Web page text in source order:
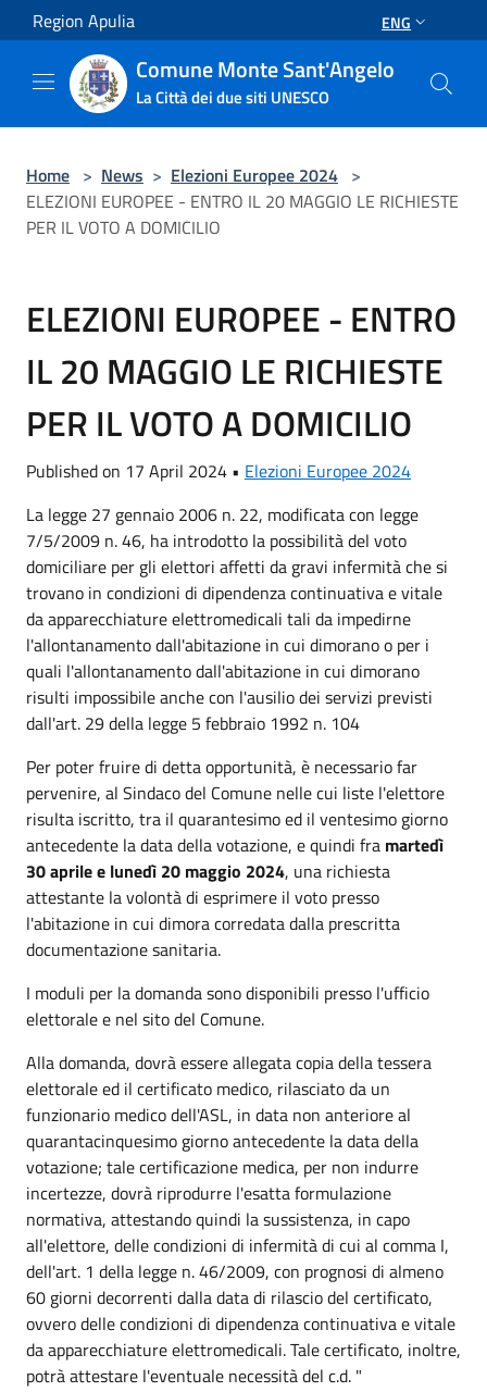
Salta al contenuto principale
Region Apulia ENG
Comune Monte Sant'Angelo
La Città dei due siti UNESCO
Home > News > Elezioni Europee 2024 >
ELEZIONI EUROPEE - ENTRO IL 20 MAGGIO LE RICHIESTE
PER IL VOTO A DOMICILIO
ELEZIONI EUROPEE - ENTRO
IL 20 MAGGIO LE RICHIESTE
PER IL VOTO A DOMICILIO
Published on 17 April 2024 • Elezioni Europee 2024
La legge 27 gennaio 2006 n. 22, modificata con legge
7/5/2009 n. 46, ha introdotto la possibilità del voto
domiciliare per gli elettori affetti da gravi infermità che si
trovano in condizioni di dipendenza continuativa e vitale
da apparecchiature elettromedicali tali da impedirne
l'allontanamento dall'abitazione in cui dimorano o per i
quali l'allontanamento dall'abitazione in cui dimorano
risulti impossibile anche con l'ausilio dei servizi previsti
dall'art. 29 della legge 5 febbraio 1992 n. 104
Per poter fruire di detta opportunità, è necessario far
pervenire, al Sindaco del Comune nelle cui liste l'elettore
risulta iscritto, tra il quarantesimo ed il ventesimo giorno
antecedente la data della votazione, e quindi fra martedì
30 aprile e lunedì 20 maggio 2024, una richiesta
attestante la volontà di esprimere il voto presso
l'abitazione in cui dimora corredata dalla prescritta
documentazione sanitaria.
I moduli per la domanda sono disponibili presso l'ufficio
elettorale e nel sito del Comune.
Alla domanda, dovrà essere allegata copia della tessera
elettorale ed il certificato medico, rilasciato da un
funzionario medico dell'ASL, in data non anteriore al
quarantacinquesimo giorno antecedente la data della
votazione; tale certificazione medica, per non indurre
incertezze, dovrà riprodurre l'esatta formulazione
normativa, attestando quindi la sussistenza, in capo
all'elettore, delle condizioni di infermità di cui al comma I,
dell'art. 1 della legge n. 46/2009, con prognosi di almeno
60 giorni decorrenti dalla data di rilascio del certificato,
ovvero delle condizioni di dipendenza continuativa e vitale
da apparecchiature elettromedicali. Tale certificato, inoltre,
potrà attestare l'eventuale necessità del c.d. "